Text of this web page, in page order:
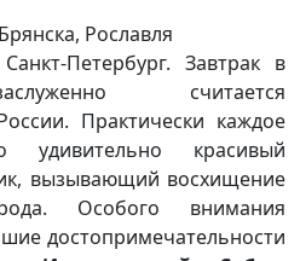
Рославля
Петербург. Завтрак в
считается
Практически каждое
красивый
вызывающий восхищение
Особого внимания
достопримечательности